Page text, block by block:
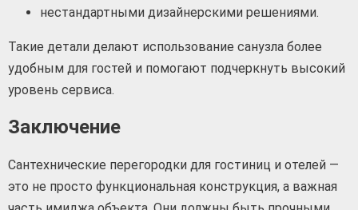
нестандартными дизайнерскими решениями.
Такие детали делают использование санузла более
удобным для гостей и помогают подчеркнуть высокий
уровень сервиса.
Заключение
Сантехнические перегородки для гостиниц и отелей —
это не просто функциональная конструкция, а важная